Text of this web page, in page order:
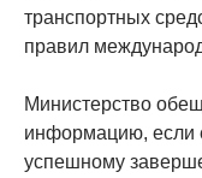
транспортных
правил
Министерство
информацию, если
успешному